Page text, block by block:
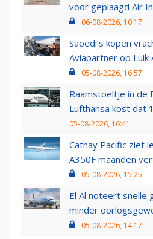
voor geplaagd Air
06-08-2026, 10:17
Saoedi’s kopen
Aviapartner op Luik
05-08-2026, 16:57
Raamstoeltje in de
Lufthansa kost dat
05-08-2026, 16:41
Cathay Pacific ziet
A350F maanden
05-08-2026, 15:25
El Al noteert snelle
minder
05-08-2026, 14:17